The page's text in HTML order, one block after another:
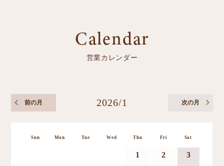
Calendar
営業カレンダー
前の月 2026/1 次の月
Sun Mon Tue Wed Thu Fri Sat
1 2 3